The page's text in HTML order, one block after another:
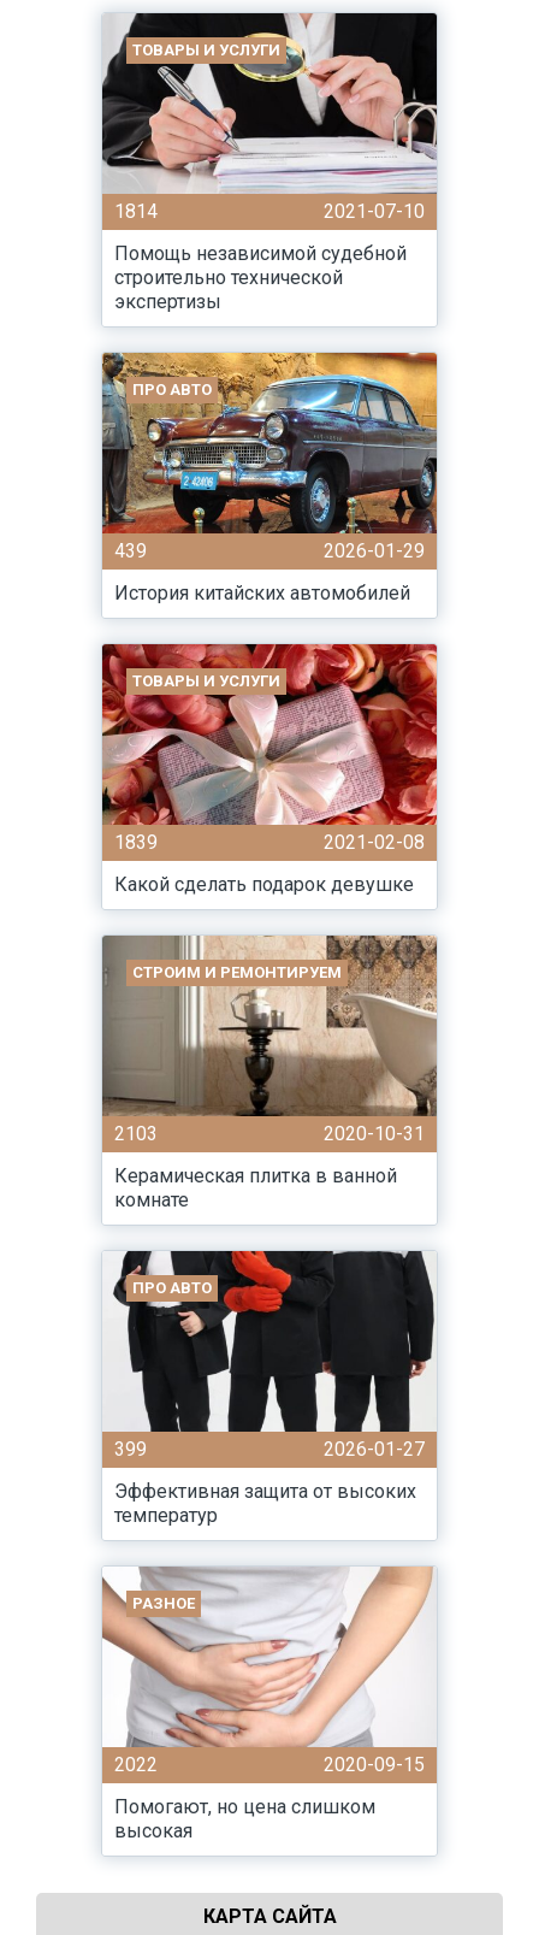
ТОВАРЫ И УСЛУГИ
1814
2021-07-10
Помощь независимой судебной
строительно технической
экспертизы
ПРО АВТО
439
2026-01-29
История китайских автомобилей
ТОВАРЫ И УСЛУГИ
1839
2021-02-08
Какой сделать подарок девушке
СТРОИМ И РЕМОНТИРУЕМ
2103
2020-10-31
Керамическая плитка в ванной
комнате
ПРО АВТО
399
2026-01-27
Эффективная защита от высоких
температур
РАЗНОЕ
2022
2020-09-15
Помогают, но цена слишком
высокая
КАРТА САЙТА